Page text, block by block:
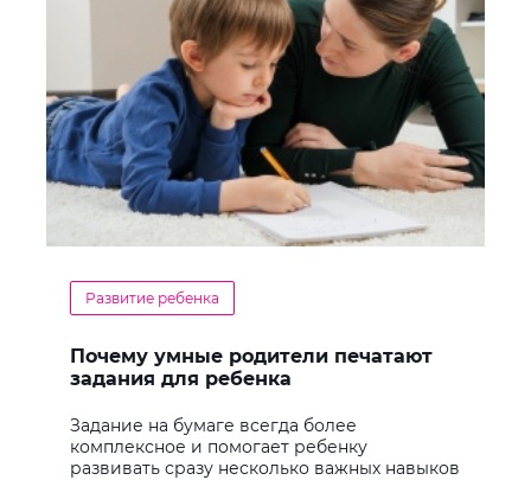
Развитие ребенка
Почему умные родители печатают
задания для ребенка
Задание на бумаге всегда более
комплексное и помогает ребенку
развивать сразу несколько важных навыков